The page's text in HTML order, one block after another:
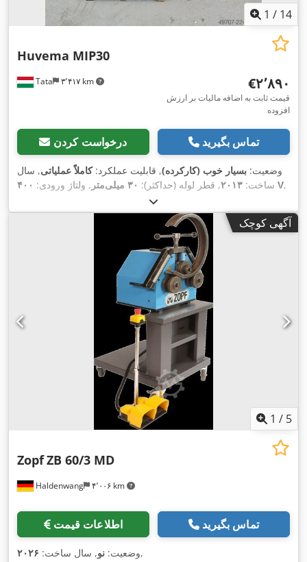
1 / 14
Tata ۳٬۴۱۷ km
Huvema MIP30
‎€۲٬۸۹۰
قیمت ثابت به اضافه مالیات بر ارزش
افزوده
درخواست کردن تماس بگیرید
وضعیت: بسیار خوب (کارکرده), قابلیت عملکرد:کاملاً عملیاتی, سال
ساخت: ۲۰۱۳, قطر لوله (حداکثر): ۳۰ میلی‌متر , ولتاژ ورودی: ۴۰۰ V,
, تجهیزات:
سخت‌کاری‌شده, مستندات / راهنما, نشان CE, کنترل از راه دور پایی,
آگهی کوچک
1 / 5
Haldenwang ۴٬۰۰۶ km
ZopfZB 60/3 MD
اطلاعات قیمت تماس بگیرید
وضعیت: نو, سال ساخت: ۲۰۲۶ ,